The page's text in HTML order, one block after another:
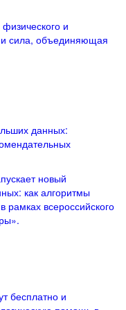
и
и сила, объединяющая
данных:
новый
как алгоритмы
рамках всероссийского
бесплатно и